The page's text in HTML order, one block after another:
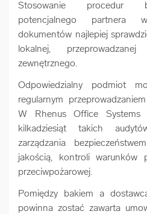
Stosowanie procedur
potencjalnego partnera
dokumentów najlepiej
lokalnej,
zewnętrznego.
Odpowiedzialny podmiot
regularnym
W Rhenus Office Systems
kilkadziesiąt takich
zarządzania
jakością, kontroli warunków
przeciwpożarowej.
Pomiędzy bakiem a
powinna zostać zawarta